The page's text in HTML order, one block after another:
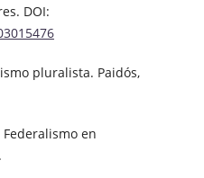
DOI:
pluralista. Paidós,
Federalismo en